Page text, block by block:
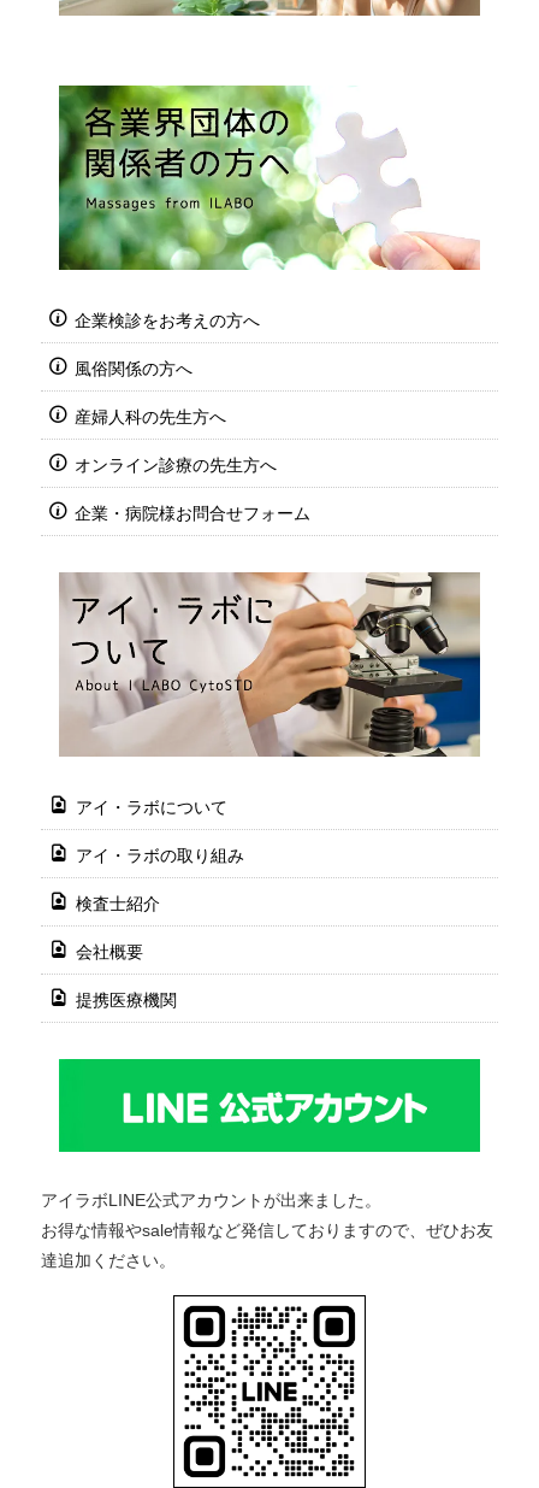
企業検診をお考えの方へ
風俗関係の方へ
産婦人科の先生方へ
オンライン診療の先生方へ
企業・病院様お問合せフォーム
アイ・ラボについて
アイ・ラボの取り組み
検査士紹介
会社概要
提携医療機関
アイラボLINE公式アカウントが出来ました。
お得な情報やsale情報など発信しておりますので、ぜひお友
達追加ください。